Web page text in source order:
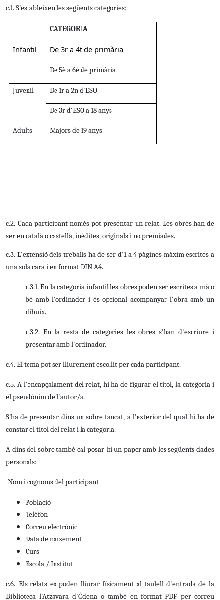
c.1. S’estableixen les següents categories:
CATEGORIA
Infantil De 3r a 4t de primària
De 5è a 6è de primària
Juvenil De 1r a 2n d'ESO
De 3r d'ESO a 18 anys
Adults Majors de 19 anys
c.2. Cada participant només pot presentar un relat. Les obres han de
ser en català o castellà, inèdites, originals i no premiades.
c.3. L'extensió dels treballs ha de ser d'1 a 4 pàgines màxim escrites a
una sola cara i en format DIN A4.
c.3.1. En la categoria infantil les obres poden ser escrites a mà o
bé amb l'ordinador i és opcional acompanyar l'obra amb un
dibuix.
c.3.2. En la resta de categories les obres s'han d'escriure i
presentar amb l'ordinador.
c.4. El tema pot ser lliurement escollit per cada participant.
c.5. A l'encapçalament del relat, hi ha de figurar el títol, la categoria i
el pseudònim de l'autor/a.
S’ha de presentar dins un sobre tancat, a l'exterior del qual hi ha de
constar el títol del relat i la categoria.
A dins del sobre també cal posar-hi un paper amb les següents dades
personals:
Nom i cognoms del participant
Població
Telèfon
Correu electrònic
Data de naixement
Curs
Escola / Institut
c.6. Els relats es poden lliurar físicament al taulell d'entrada de la
Biblioteca l'Atzavara d'Òdena o també en format PDF per correu